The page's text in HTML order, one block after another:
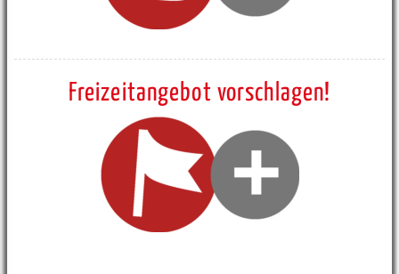
Freizeitangebot vorschlagen!